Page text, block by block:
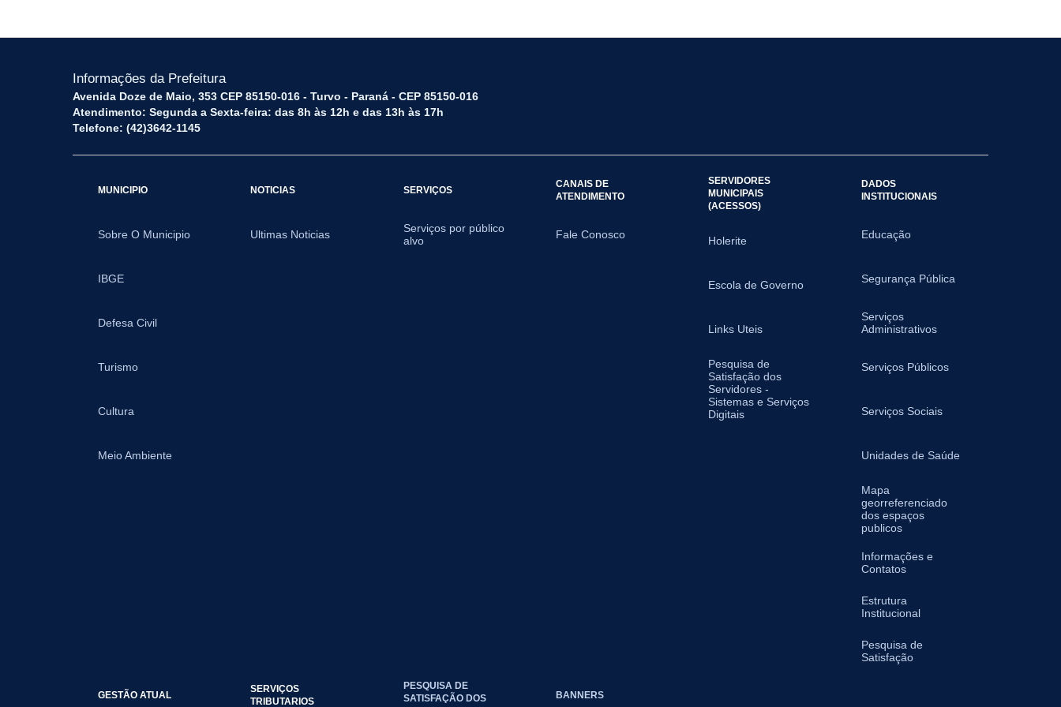
Informações da Prefeitura
Avenida Doze de Maio, 353 CEP 85150-016 - Turvo - Paraná - CEP 85150-016
Atendimento: Segunda a Sexta-feira: das 8h às 12h e das 13h às 17h
Telefone: (42)3642-1145
MUNICIPIO
Sobre O Municipio
IBGE
Defesa Civil
Turismo
Cultura
Meio Ambiente
NOTICIAS
Ultimas Noticias
SERVIÇOS
Serviços por público
alvo
CANAIS DE
ATENDIMENTO
Fale Conosco
SERVIDORES
MUNICIPAIS
(ACESSOS)
Holerite
Escola de Governo
Links Uteis
Pesquisa de
Satisfação dos
Servidores -
Sistemas e Serviços
Digitais
DADOS
INSTITUCIONAIS
Educação
Segurança Pública
Serviços
Administrativos
Serviços Públicos
Serviços Sociais
Unidades de Saúde
Mapa
georreferenciado
dos espaços
publicos
Informações e
Contatos
Estrutura
Institucional
Pesquisa de
Satisfação
GESTÃO ATUAL
SERVIÇOS
TRIBUTARIOS
PESQUISA DE
SATISFAÇÃO DOS
BANNERS